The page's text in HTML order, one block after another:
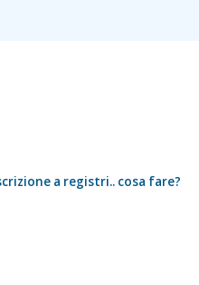
a registri.. cosa fare?